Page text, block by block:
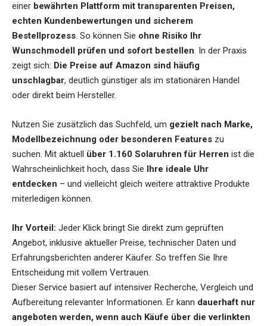
einer bewährten Plattform mit transparenten Preisen,
echten Kundenbewertungen und sicherem
Bestellprozess. So können Sie ohne Risiko Ihr
Wunschmodell prüfen und sofort bestellen. In der Praxis
zeigt sich: Die Preise auf Amazon sind häufig
unschlagbar, deutlich günstiger als im stationären Handel
oder direkt beim Hersteller.
Nutzen Sie zusätzlich das Suchfeld, um gezielt nach Marke,
Modellbezeichnung oder besonderen Features zu
suchen. Mit aktuell über 1.160 Solaruhren für Herren ist die
Wahrscheinlichkeit hoch, dass Sie Ihre ideale Uhr
entdecken – und vielleicht gleich weitere attraktive Produkte
miterledigen können.
Ihr Vorteil: Jeder Klick bringt Sie direkt zum geprüften
Angebot, inklusive aktueller Preise, technischer Daten und
Erfahrungsberichten anderer Käufer. So treffen Sie Ihre
Entscheidung mit vollem Vertrauen.
Dieser Service basiert auf intensiver Recherche, Vergleich und
Aufbereitung relevanter Informationen. Er kann dauerhaft nur
angeboten werden, wenn auch Käufe über die verlinkten